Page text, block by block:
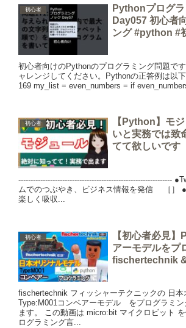
初心者
Pythonプログ
Day057 初心者
ング #python #
初心者向けのPythonのプログラミング問題で
ャレンジしてください。Pythonの正答例は以
169 my_list = even_numbers = if
初心者
【Python】モ
いと実務では致
てて欲しいです
---------------------------------------------------------------
ムでのつぶやき、ビジネス情報を発信 ［］
楽しく吸収...
初心者
【初心者必見
アーモデルをプ
fischertechnik
fischertechnik フィッシャーテクニックの 日本
Type:M001コンベアーモデル をプログラミン
ます。 この動画は micro:bit マイクロビット
ログラミング言...